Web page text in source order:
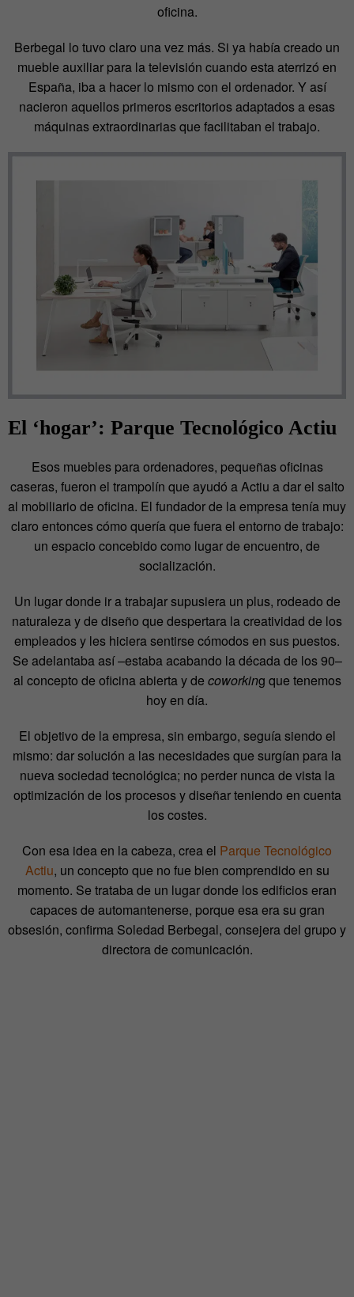
oficina.
Berbegal lo tuvo claro una vez más. Si ya había creado un
mueble auxiliar para la televisión cuando esta aterrizó en
España, iba a hacer lo mismo con el ordenador. Y así
nacieron aquellos primeros escritorios adaptados a esas
máquinas extraordinarias que facilitaban el trabajo.
El ‘hogar’: Parque Tecnológico Actiu
Esos muebles para ordenadores, pequeñas oficinas
caseras, fueron el trampolín que ayudó a Actiu a dar el salto
al mobiliario de oficina. El fundador de la empresa tenía muy
claro entonces cómo quería que fuera el entorno de trabajo:
un espacio concebido como lugar de encuentro, de
socialización.
Un lugar donde ir a trabajar supusiera un plus, rodeado de
naturaleza y de diseño que despertara la creatividad de los
empleados y les hiciera sentirse cómodos en sus puestos.
Se adelantaba así –estaba acabando la década de los 90–
al concepto de oficina abierta y de coworking que tenemos
hoy en día.
El objetivo de la empresa, sin embargo, seguía siendo el
mismo: dar solución a las necesidades que surgían para la
nueva sociedad tecnológica; no perder nunca de vista la
optimización de los procesos y diseñar teniendo en cuenta
los costes.
Con esa idea en la cabeza, crea el Parque Tecnológico
Actiu, un concepto que no fue bien comprendido en su
momento. Se trataba de un lugar donde los edificios eran
capaces de automantenerse, porque esa era su gran
obsesión, confirma Soledad Berbegal, consejera del grupo y
directora de comunicación.